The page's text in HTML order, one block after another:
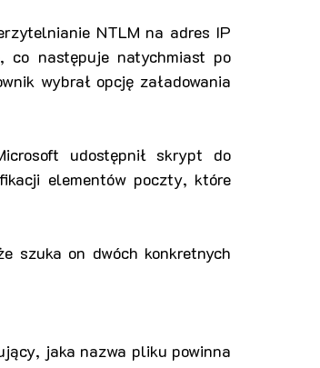
NTLM na adres IP
co następuje natychmiast po
wybrał opcję załadowania
udostępnił skrypt do
elementów poczty, które
szuka on dwóch konkretnych
jaka nazwa pliku powinna